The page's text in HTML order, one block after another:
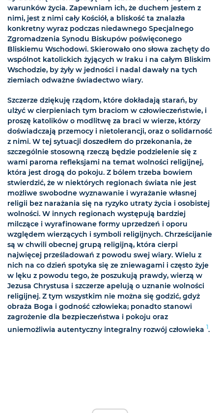
warunków życia. Zapewniam ich, że duchem jestem z
nimi, jest z nimi cały Kościół, a bliskość ta znalazła
konkretny wyraz podczas niedawnego Specjalnego
Zgromadzenia Synodu Biskupów poświęconego
Bliskiemu Wschodowi. Skierowało ono słowa zachęty do
wspólnot katolickich żyjących w Iraku i na całym Bliskim
Wschodzie, by żyły w jedności i nadal dawały na tych
ziemiach odważne świadectwo wiary.
Szczerze dziękuję rządom, które dokładają starań, by
ulżyć w cierpieniach tym braciom w człowieczeństwie, i
proszę katolików o modlitwę za braci w wierze, którzy
doświadczają przemocy i nietolerancji, oraz o solidarność
z nimi. W tej sytuacji doszedłem do przekonania, że
szczególnie stosowną rzeczą będzie podzielenie się z
wami paroma refleksjami na temat wolności religijnej,
która jest drogą do pokoju. Z bólem trzeba bowiem
stwierdzić, że w niektórych regionach świata nie jest
możliwe swobodne wyznawanie i wyrażanie własnej
religii bez narażania się na ryzyko utraty życia i osobistej
wolności. W innych regionach występują bardziej
milczące i wyrafinowane formy uprzedzeń i oporu
względem wierzących i symboli religijnych. Chrześcijanie
są w chwili obecnej grupą religijną, która cierpi
najwięcej prześladowań z powodu swej wiary. Wielu z
nich na co dzień spotyka się ze zniewagami i często żyje
w lęku z powodu tego, że poszukują prawdy, wierzą w
Jezusa Chrystusa i szczerze apelują o uznanie wolności
religijnej. Z tym wszystkim nie można się godzić, gdyż
obraża Boga i godność człowieka; ponadto stanowi
zagrożenie dla bezpieczeństwa i pokoju oraz
uniemożliwia autentyczny integralny rozwój człowieka 1.